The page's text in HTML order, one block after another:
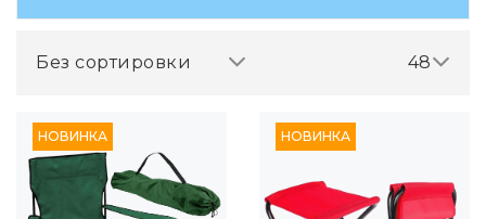
Приятного отдыха сAsport.by!
48
Без сортировки
НОВИНКА НОВИНКА